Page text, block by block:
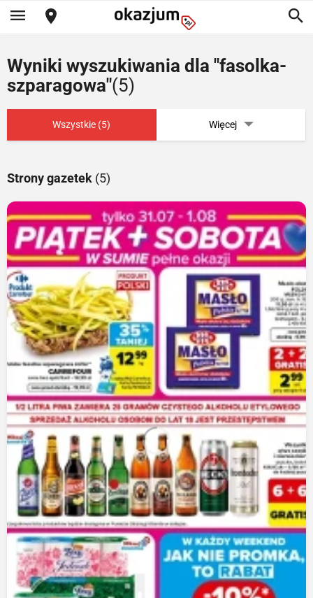
Wyniki wyszukiwania dla "fasolka-
szparagowa"(5)
Wszystkie (5) Więcej
Strony gazetek (5)